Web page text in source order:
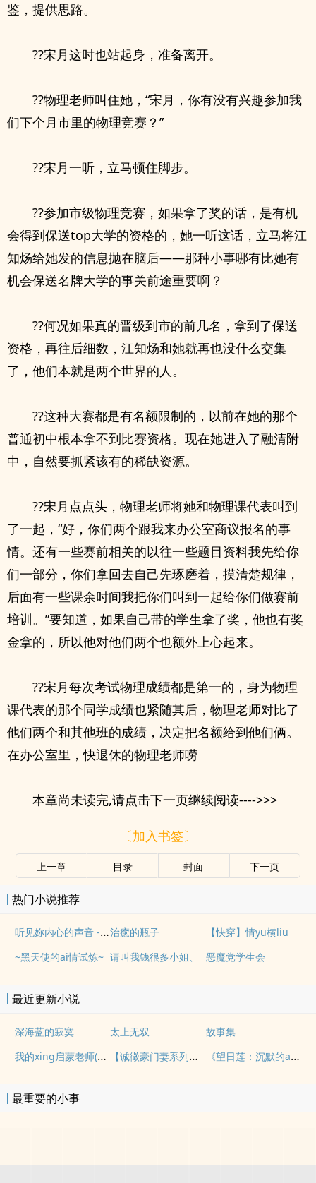
鉴，提供思路。
??宋月这时也站起身，准备离开。
??物理老师叫住她，“宋月，你有没有兴趣参加我
们下个月市里的物理竞赛？”
??宋月一听，立马顿住脚步。
??参加市级物理竞赛，如果拿了奖的话，是有机
会得到保送top大学的资格的，她一听这话，立马将江
知炀给她发的信息抛在脑后——那种小事哪有比她有
机会保送名牌大学的事关前途重要啊？
??何况如果真的晋级到市的前几名，拿到了保送
资格，再往后细数，江知炀和她就再也没什么交集
了，他们本就是两个世界的人。
??这种大赛都是有名额限制的，以前在她的那个
普通初中根本拿不到比赛资格。现在她进入了融清附
中，自然要抓紧该有的稀缺资源。
??宋月点点头，物理老师将她和物理课代表叫到
了一起，“好，你们两个跟我来办公室商议报名的事
情。还有一些赛前相关的以往一些题目资料我先给你
们一部分，你们拿回去自己先琢磨着，摸清楚规律，
后面有一些课余时间我把你们叫到一起给你们做赛前
培训。”要知道，如果自己带的学生拿了奖，他也有奖
金拿的，所以他对他们两个也额外上心起来。
??宋月每次考试物理成绩都是第一的，身为物理
课代表的那个同学成绩也紧随其后，物理老师对比了
他们两个和其他班的成绩，决定把名额给到他们俩。
在办公室里，快退休的物理老师唠
本章尚未读完,请点击下一页继续阅读---->>>
〔加入书签〕
上一章 目录 封面 下一页
热门小说推荐
听见妳内心的声音 - 开啓梦想钥匙 (天籁梦想钥匙-修订版)治癒的瓶子
【快穿】情yu横liu
~黑天使的ai情试炼~ 请叫我钱很多小姐、 恶魔党学生会
最近更新小说
深海蓝的寂寞 太上无双 故事集
我的xing启蒙老师(简体) 【诚徵豪门妻系列四】明天见，雪莉 《望日莲：沉默的ai》
最重要的小事